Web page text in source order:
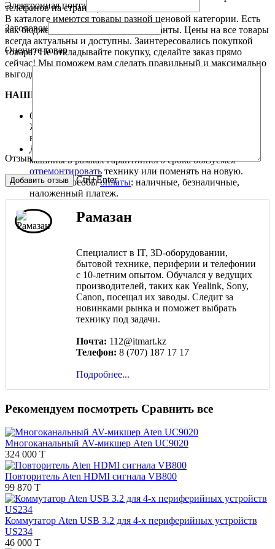
телефонов на странице «
В каталоге имеются товары разной ценовой категории. Есть
как бюджетные, так и премиум варианты. Цены на все товары
всегда актуальны и доступны. Заинтересовались покупкой
товара? Не откладывайте покупку, сделайте заказ прямо
сейчас! Мы поможем вам сделать правильный и максимально
выгодный для Вас выбор.
НАШИ ПРЕИМУЩЕСТВА.
Оперативная
Жители других городов Казахстана могут
воспользоваться услугами транспортных компаний.
Дилерская гарантия на всю технику. При поломке
машины в рамках гарантийного срока обязуемся
отремонтировать технику или поменять на новую.
Любые способыоплаты: наличные, безналичные,
наложенный платеж.
Электронная почта
Заголовок
Оцените товар
Отзыв
Ctrl+Enter
Рамазан
Специалист в IT, 3D-оборудовании,
бытовой технике, периферии и телефонии
с 10-летним опытом. Обучался у ведущих
производителей, таких как Yealink, Sony,
Canon, посещал их заводы. Следит за
новинками рынка и поможет выбрать
технику под задачи.
Почта: 112@itmart.kz
Телефон: 8 (707) 187 17 17
Подробнее...
Рекомендуем посмотреть Сравнить все
Многоканальный AV-микшер Aten UC9020
324 000 T
Повторитель Aten HDMI сигнала VB800
99 870 T
Коммутатор Aten USB 3.2 для 4-х периферийных устройств
US234
46 000 T